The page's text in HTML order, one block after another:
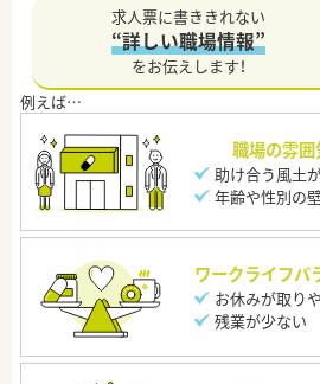
求人票に書ききれない
“詳しい職場情報”
をお伝えします！
職場の雰囲
助け合う風土
年齢や性別の
ワークライフバ
お休みが取り
残業が少ない